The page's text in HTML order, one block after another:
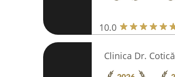
10.0
Clinica Dr. Cotică